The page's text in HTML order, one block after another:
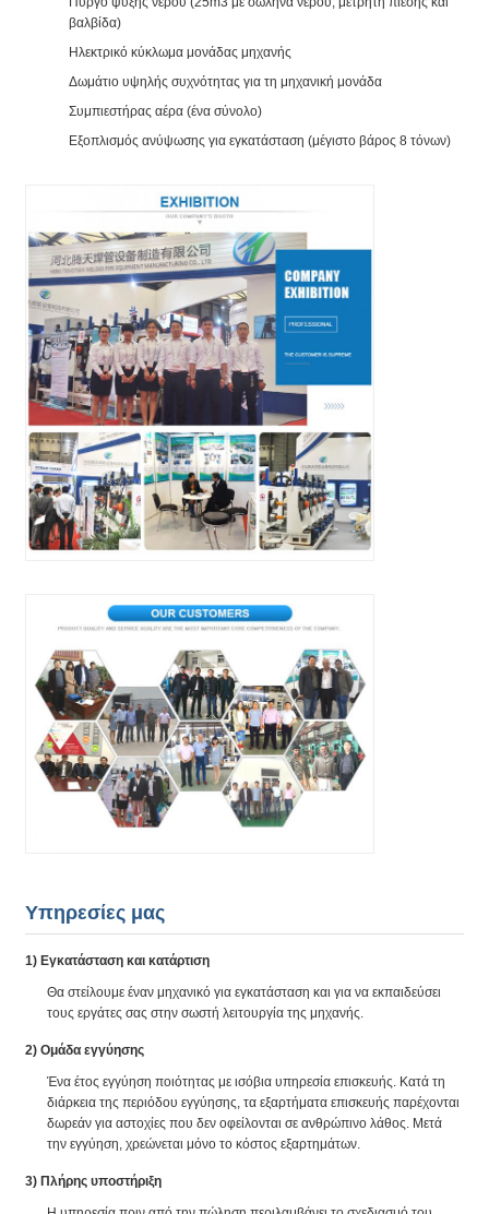
βαλβίδα)
Ηλεκτρικό κύκλωμα μονάδας μηχανής
Δωμάτιο υψηλής συχνότητας για τη μηχανική μονάδα
Συμπιεστήρας αέρα (ένα σύνολο)
Εξοπλισμός ανύψωσης για εγκατάσταση (μέγιστο βάρος 8 τόνων)
Υπηρεσίες μας
1) Εγκατάσταση και κατάρτιση
Θα στείλουμε έναν μηχανικό για εγκατάσταση και για να εκπαιδεύσει
τους εργάτες σας στην σωστή λειτουργία της μηχανής.
2) Ομάδα εγγύησης
Ένα έτος εγγύηση ποιότητας με ισόβια υπηρεσία επισκευής. Κατά τη
διάρκεια της περιόδου εγγύησης, τα εξαρτήματα επισκευής παρέχονται
δωρεάν για αστοχίες που δεν οφείλονται σε ανθρώπινο λάθος. Μετά
την εγγύηση, χρεώνεται μόνο το κόστος εξαρτημάτων.
3) Πλήρης υποστήριξη